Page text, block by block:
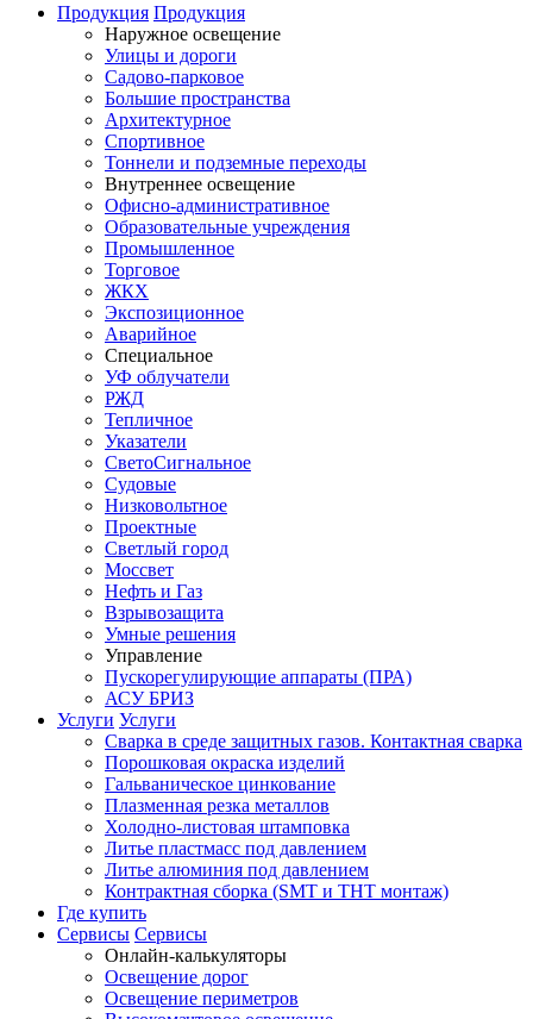
Продукция Продукция
Наружное освещение
Улицы и дороги
Садово-парковое
Большие пространства
Архитектурное
Спортивное
Тоннели и подземные переходы
Внутреннее освещение
Офисно-административное
Образовательные учреждения
Промышленное
Торговое
ЖКХ
Экспозиционное
Аварийное
Специальное
УФ облучатели
РЖД
Тепличное
Указатели
СветоСигнальное
Судовые
Низковольтное
Проектные
Светлый город
Моссвет
Нефть и Газ
Взрывозащита
Умные решения
Управление
Пускорегулирующие аппараты (ПРА)
АСУ БРИЗ
Услуги Услуги
Сварка в среде защитных газов. Контактная сварка
Порошковая окраска изделий
Гальваническое цинкование
Плазменная резка металлов
Холодно-листовая штамповка
Литье пластмасс под давлением
Литье алюминия под давлением
Контрактная сборка (SMT и THT монтаж)
Где купить
Сервисы Сервисы
Онлайн-калькуляторы
Освещение дорог
Освещение периметров